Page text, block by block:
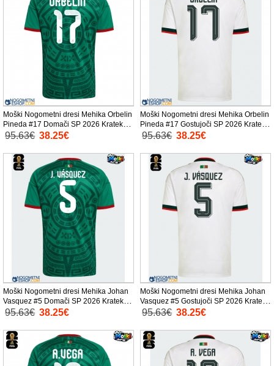
Moški Nogometni dresi Mehika Orbelin
Pineda #17 Domači SP 2026 Kratek
Rokav
95.63€ 38.25€
Moški Nogometni dresi Mehika Orbelin
Pineda #17 Gostujoči SP 2026 Kratek
Rokav
95.63€ 38.25€
Moški Nogometni dresi Mehika Johan
Vasquez #5 Domači SP 2026 Kratek
Rokav
95.63€ 38.25€
Moški Nogometni dresi Mehika Johan
Vasquez #5 Gostujoči SP 2026 Kratek
Rokav
95.63€ 38.25€